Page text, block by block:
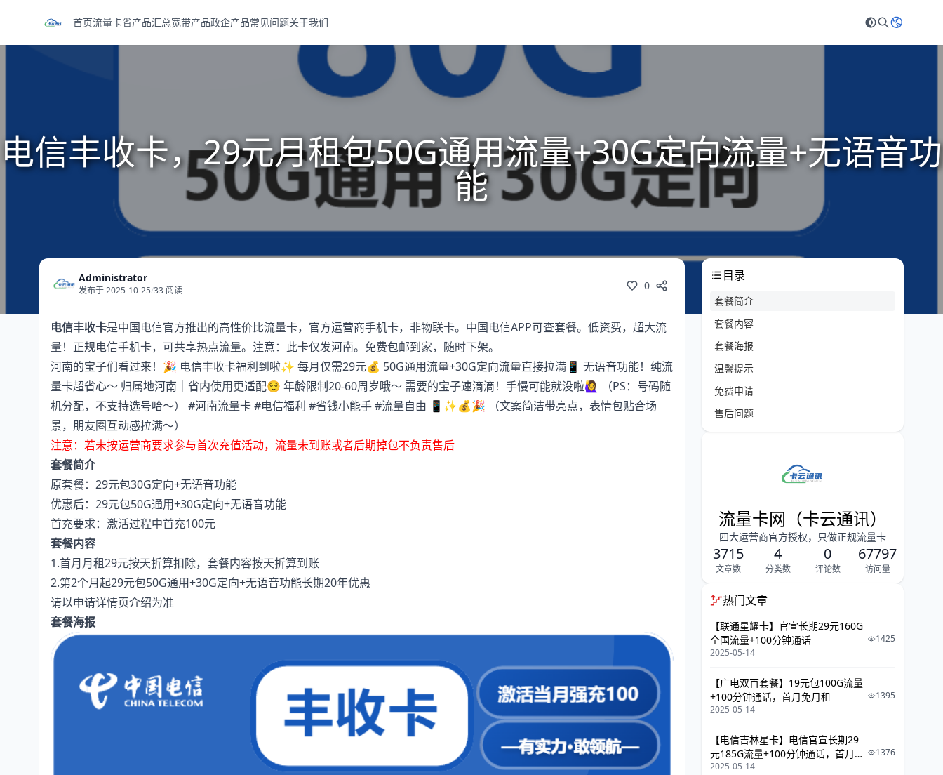
首页流量卡省产品汇总宽带产品政企产品常见问题关于我们
电信丰收卡，29元月租包50G通用流量+30G定向流量+无语音功
能
Administrator
发布于 2025-10-25/33 阅读 0
电信丰收卡是中国电信官方推出的高性价比流量卡，官方运营商手机卡，非物联卡。中国电信APP可查套餐。低资费，超大流
量！正规电信手机卡，可共享热点流量。注意：此卡仅发河南。免费包邮到家，随时下架。
河南的宝子们看过来！🎉 电信丰收卡福利到啦✨ 每月仅需29元💰 50G通用流量+30G定向流量直接拉满📱 无语音功能！纯流
量卡超省心～ 归属地河南｜省内使用更适配😌 年龄限制20-60周岁哦～ 需要的宝子速滴滴！手慢可能就没啦🙋‍♀️ （PS：号码随
机分配，不支持选号哈～） #河南流量卡 #电信福利 #省钱小能手 #流量自由 📱✨💰🎉 （文案简洁带亮点，表情包贴合场
景，朋友圈互动感拉满～）
注意：若未按运营商要求参与首次充值活动，流量未到账或者后期掉包不负责售后
套餐简介
原套餐：29元包30G定向+无语音功能
优惠后：29元包50G通用+30G定向+无语音功能
首充要求：激活过程中首充100元
套餐内容
1.首月月租29元按天折算扣除，套餐内容按天折算到账
2.第2个月起29元包50G通用+30G定向+无语音功能长期20年优惠
请以申请详情页介绍为准
套餐海报
目录
套餐简介
套餐内容
套餐海报
温馨提示
免费申请
售后问题
流量卡网（卡云通讯）
四大运营商官方授权，只做正规流量卡
3715
文章数
4
分类数
0
评论数
67797
访问量
热门文章
【联通星耀卡】官宣长期29元160G
全国流量+100分钟通话
2025-05-14
1425
【广电双百套餐】19元包100G流量
+100分钟通话，首月免月租
2025-05-14
1395
【电信吉林星卡】电信官宣长期29
元185G流量+100分钟通话，首月免
月租
2025-05-14
1376